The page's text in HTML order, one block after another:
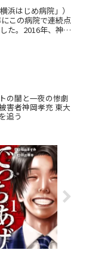
浜はじめ病院」）
この病院で連続点
た。2016年、神奈
の闇と一夜の惨劇
害者神岡孝充 東大
追う